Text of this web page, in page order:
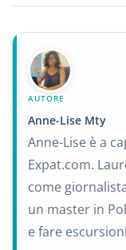
AUTORE
Anne-Lise Mty
Anne-Lise è a
Expat.com.
come
un master in
e fare